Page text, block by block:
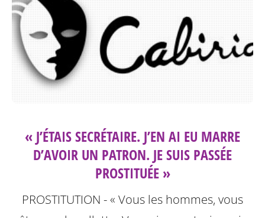
« J’ÉTAIS SECRÉTAIRE. J’EN AI EU MARRE
D’AVOIR UN PATRON. JE SUIS PASSÉE
PROSTITUÉE »
PROSTITUTION - « Vous les hommes, vous